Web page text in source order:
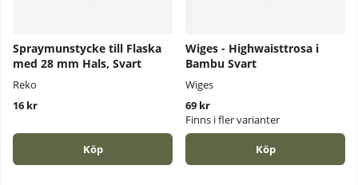
Spraymunstycke till Flaska
med 28 mm Hals, Svart
Reko
16 kr
Köp
Wiges - Highwaisttrosa i
Bambu Svart
Wiges
69 kr
Finns i fler varianter
Köp